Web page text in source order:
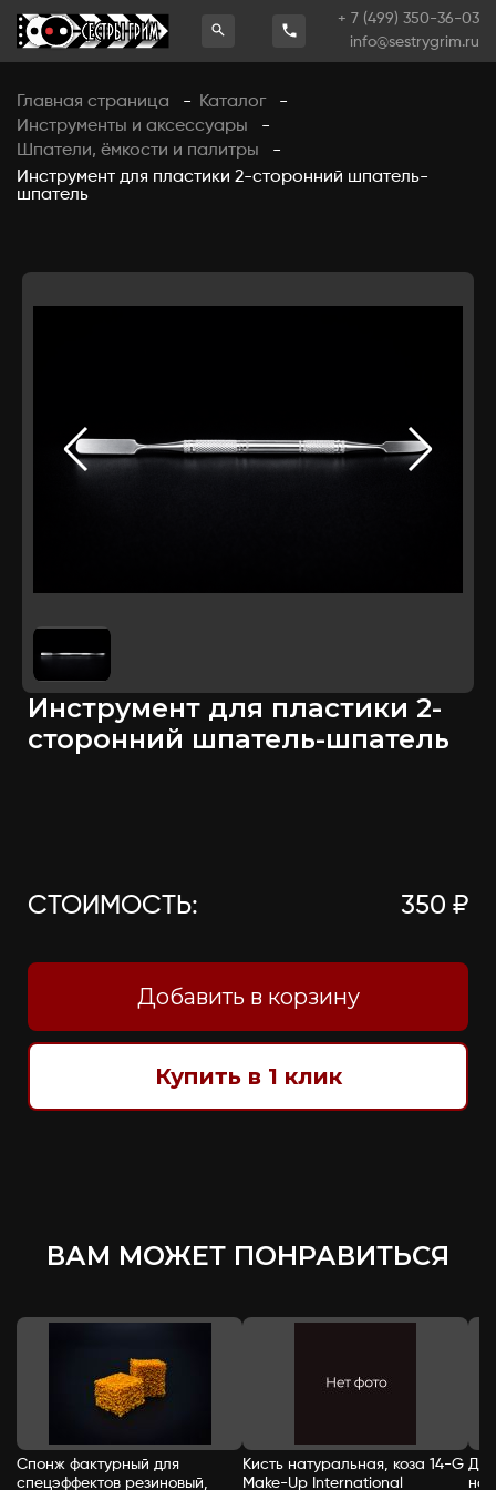
+ 7 (499) 350-36-03
info@sestrygrim.ru
Главная страница - Каталог
-
Инструменты и аксессуары
-
Шпатели, ёмкости и палитры
-
Инструмент для пластики 2-сторонний шпатель-
шпатель
Инструмент для пластики 2-
сторонний шпатель-шпатель
СТОИМОСТЬ: 350 ₽
Добавить в корзину
Купить в 1 клик
ВАМ МОЖЕТ ПОНРАВИТЬСЯ
Спонж фактурный для
спецэффектов резиновый,
Кисть натуральная, коза 14-G
Make-Up International